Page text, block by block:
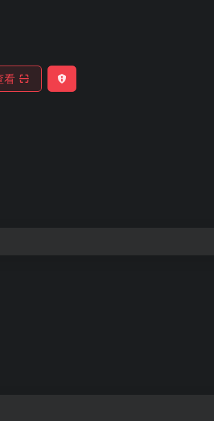
看